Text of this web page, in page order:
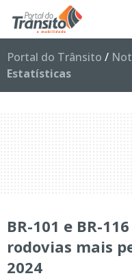
Portal do Trânsito /
Estatísticas
BR-101 e BR-
rodovias mais
2024